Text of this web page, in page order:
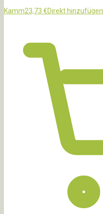
Kamm23,73 €Direkt hinzufügen